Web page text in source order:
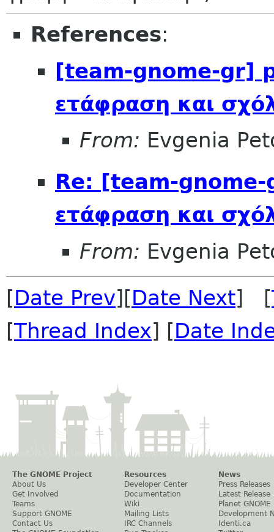
References:
[team-gnome-gr]
ετάφραση και
From: Evgenia
Re: [team-
ετάφραση και
From: Evgenia
[Date Prev][Date Next] [
[Thread Index] [Date
The GNOME Project
About Us
Get Involved
Teams
Support GNOME
Contact Us
Resources
Developer Center
Documentation
Wiki
Mailing Lists
IRC Channels
News
Press Releases
Latest Release
Planet GNOME
Development
Identi.ca